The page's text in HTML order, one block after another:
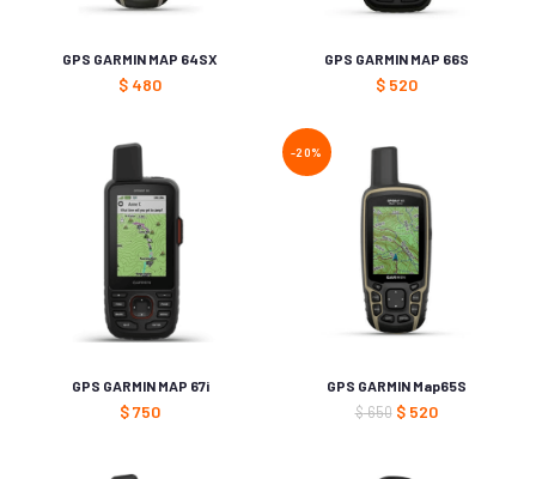
GPS GARMIN MAP 64SX
$ 480
GPS GARMIN MAP 66S
$520
GPS GARMIN MAP 67i
$750
-20%
GPS GARMIN Map65S
$650 $520